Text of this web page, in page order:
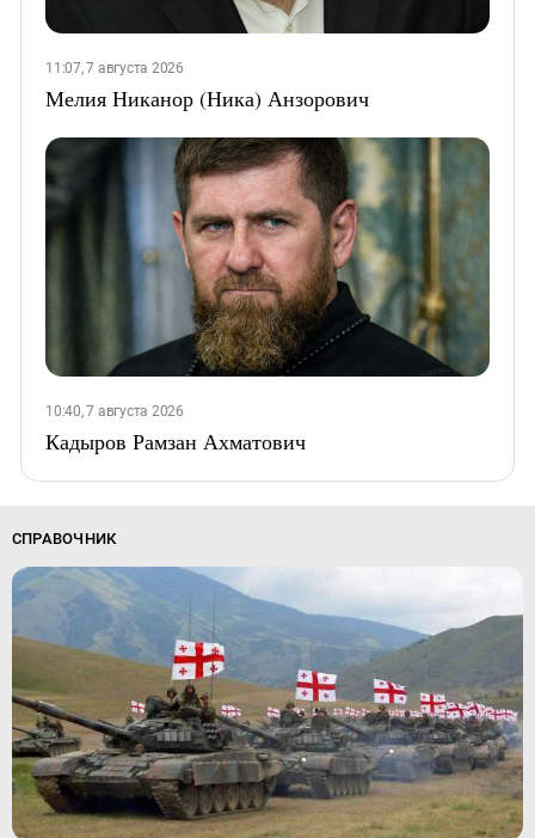
11:07, 7 августа 2026
Мелия Никанор (Ника) Анзорович
10:40, 7 августа 2026
Кадыров Рамзан Ахматович
СПРАВОЧНИК